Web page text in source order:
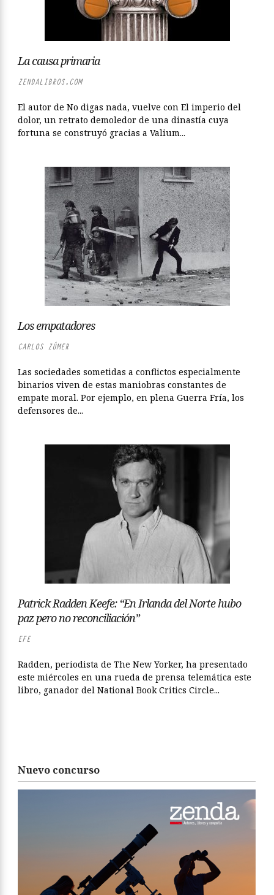
La causa primaria
ZENDALIBROS.COM
El autor de No digas nada, vuelve con El imperio del
dolor, un retrato demoledor de una dinastía cuya
fortuna se construyó gracias a Valium...
Los empatadores
CARLOS ZÚMER
Las sociedades sometidas a conflictos especialmente
binarios viven de estas maniobras constantes de
empate moral. Por ejemplo, en plena Guerra Fría, los
defensores de...
Patrick Radden Keefe: “En Irlanda del Norte hubo
paz pero no reconciliación”
EFE
Radden, periodista de The New Yorker, ha presentado
este miércoles en una rueda de prensa telemática este
libro, ganador del National Book Critics Circle...
Nuevo concurso